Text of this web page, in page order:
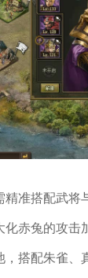
准搭配武
赤兔的攻
搭配朱雀